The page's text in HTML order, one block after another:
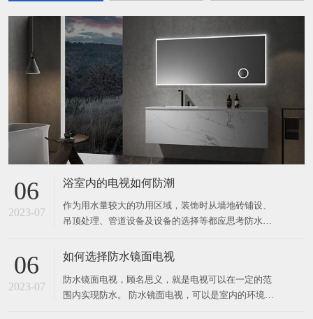
06
2023-07
浴室内的电视如何防潮
作为用水量较大的功用区域，装饰时从墙地砖铺设、
吊顶处理、管道设备及设备的选择等都应思考防水防
面层下做防水层，选用水泥沙浆将地上找平，涂防水
地砖等饰材铺贴上去，洒水后用木板拍实，抵达平坦
健壮、接缝紧密。石
06
2023-07
如何选择防水镜面电视
防水镜面电视，顾名思义，就是电视可以在一定的范
围内实现防水。 防水镜面电视，可以是室内的环境下